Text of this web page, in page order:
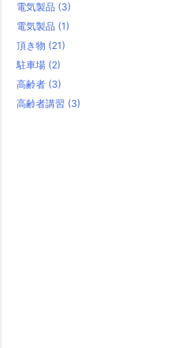
電気製品 (3)
電気製品 (1)
頂き物 (21)
駐車場 (2)
高齢者 (3)
高齢者講習 (3)